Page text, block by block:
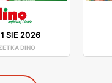
SIE 2026
DINO